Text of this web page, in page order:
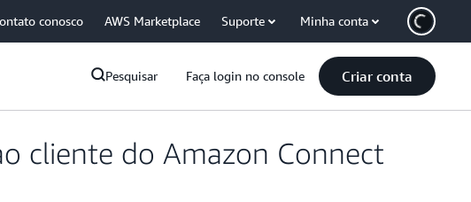
conosco AWS Marketplace Suporte Minha conta
Pesquisar Faça login no console Criar conta
cliente do Amazon Connect